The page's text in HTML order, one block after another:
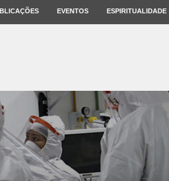
EVENTOS ESPIRITUALIDADE